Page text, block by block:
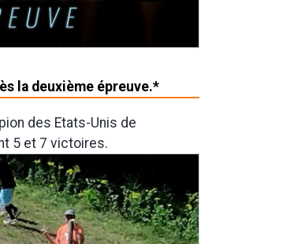
la deuxième épreuve.*
des Etats-Unis de
5 et 7 victoires.